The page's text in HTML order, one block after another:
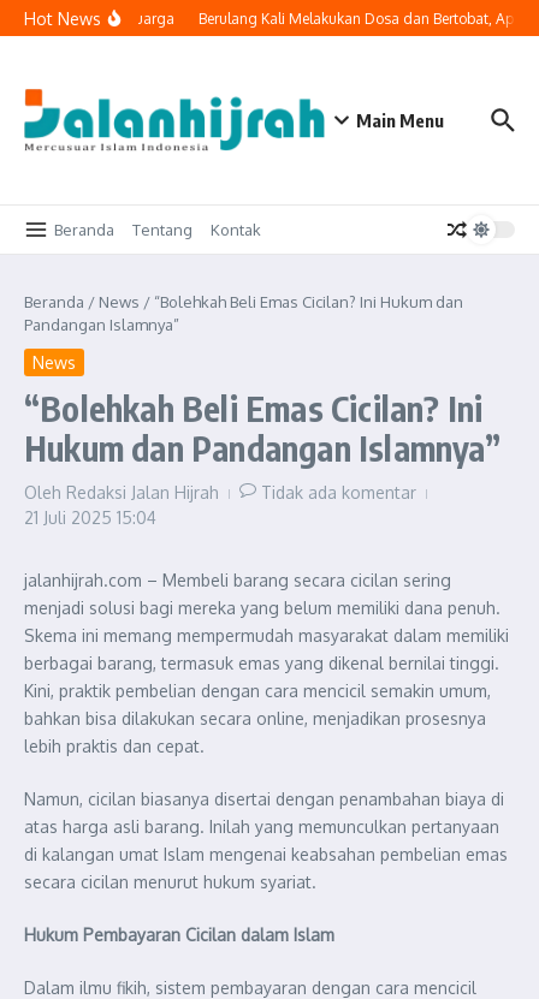
Lewati ke konten
Hot News
ke Ruang Keluarga Berulang Kali Melakukan Dosa dan Bertobat,
Main Menu
Beranda Tentang Kontak
Beranda / News / “Bolehkah Beli Emas Cicilan? Ini Hukum dan
Pandangan Islamnya”
News
“Bolehkah Beli Emas Cicilan? Ini
Hukum dan Pandangan Islamnya”
Oleh Redaksi Jalan Hijrah
Tidak ada komentar
21 Juli 2025 15:04
jalanhijrah.com – Membeli barang secara cicilan sering
menjadi solusi bagi mereka yang belum memiliki dana penuh.
Skema ini memang mempermudah masyarakat dalam memiliki
berbagai barang, termasuk emas yang dikenal bernilai tinggi.
Kini, praktik pembelian dengan cara mencicil semakin umum,
bahkan bisa dilakukan secara online, menjadikan prosesnya
lebih praktis dan cepat.
Namun, cicilan biasanya disertai dengan penambahan biaya di
atas harga asli barang. Inilah yang memunculkan pertanyaan
di kalangan umat Islam mengenai keabsahan pembelian emas
secara cicilan menurut hukum syariat.
Hukum Pembayaran Cicilan dalam Islam
Dalam ilmu fikih, sistem pembayaran dengan cara mencicil